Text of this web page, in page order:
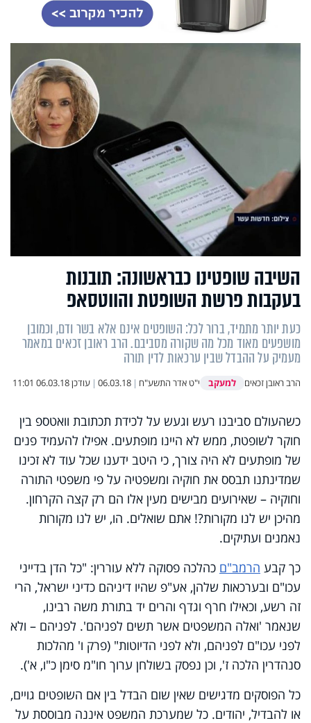
השיבה שופטינו כבראשונה: תובנות
בעקבות פרשת השופטת והווטסאפ
כעת יותר מתמיד, ברור לכל: השופטים אינם אלא בשר ודם, וכמובן
מושפעים מאוד מכל מה שקורה מסביבם. הרב ראובן זכאים במאמר
מעמיק על ההבדל שבין ערכאות לדין תורה
הרב ראובן זכאים למעקב י"ט אדר התשע"ח |
06.03.18
| עודכן06.03.18 11:01
כשהעולם סביבנו רעש וגעש על לכידת תכתובת וואטספ בין
חוקר לשופטת, ממש לא היינו מופתעים. אפילו להעמיד פנים
של מופתעים לא היה צורך, כי היטב ידענו שכל עוד לא זכינו
שמדינתנו תבסס את חוקיה ומשפטיה על פי משפטי התורה
וחוקיה – שאירועים מבישים מעין אלו הם רק קצה הקרחון.
מהיכן יש לנו מקורות?! אתם שואלים. הו, יש לנו מקורות
נאמנים ועתיקים.
כך קבע הרמב"ם כהלכה פסוקה ללא עוררין: "כל הדן בדייני
עכו"ם ובערכאות שלהן, אע"פ שהיו דיניהם כדיני ישראל, הרי
זה רשע, וכאילו חרף וגדף והרים יד בתורת משה רבינו,
שנאמר 'ואלה המשפטים אשר תשים לפניהם'. לפניהם – ולא
לפני עכו"ם לפניהם, ולא לפני הדיוטות" (פרק ו' מהלכות
סנהדרין הלכה ז', וכן נפסק בשולחן ערוך חו"מ סימן כ"ו, א').
כל הפוסקים מדגישים שאין שום הבדל בין אם השופטים גויים,
או להבדיל, יהודים. כל שמערכת המשפט איננה מבוססת על